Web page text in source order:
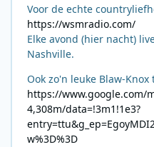
Voor de echte
https://wsmradio.com/
Elke avond (hier nacht)
Nashville.
Ook zo'n leuke Blaw-Knox
https://www.google.com/
4,308m/data=!3m1!1e3?
w%3D%3D